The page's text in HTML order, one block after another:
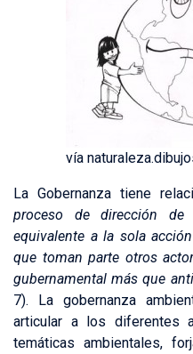
vía
La Gobernanza tiene
proceso de dirección
equivalente a la sola
que toman parte otros
gubernamental más que
7). La gobernanza
articular a los diferentes
temáticas ambientales,